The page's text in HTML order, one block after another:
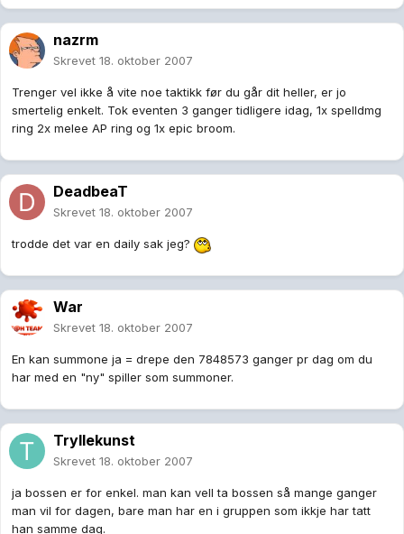
nazrm
Skrevet 18. oktober 2007
Trenger vel ikke å vite noe taktikk før du går dit heller, er jo
smertelig enkelt. Tok eventen 3 ganger tidligere idag, 1x spelldmg
ring 2x melee AP ring og 1x epic broom.
DeadbeaT
Skrevet 18. oktober 2007
trodde det var en daily sak jeg?
War
Skrevet 18. oktober 2007
En kan summone ja = drepe den 7848573 ganger pr dag om du
har med en "ny" spiller som summoner.
Tryllekunst
Skrevet 18. oktober 2007
ja bossen er for enkel. man kan vell ta bossen så mange ganger
man vil for dagen, bare man har en i gruppen som ikkje har tatt
han samme dag.